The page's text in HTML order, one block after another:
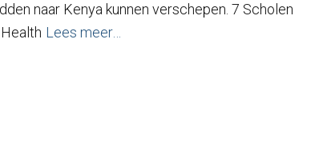
naar Kenya kunnen verschepen. 7 Scholen
Lees meer…